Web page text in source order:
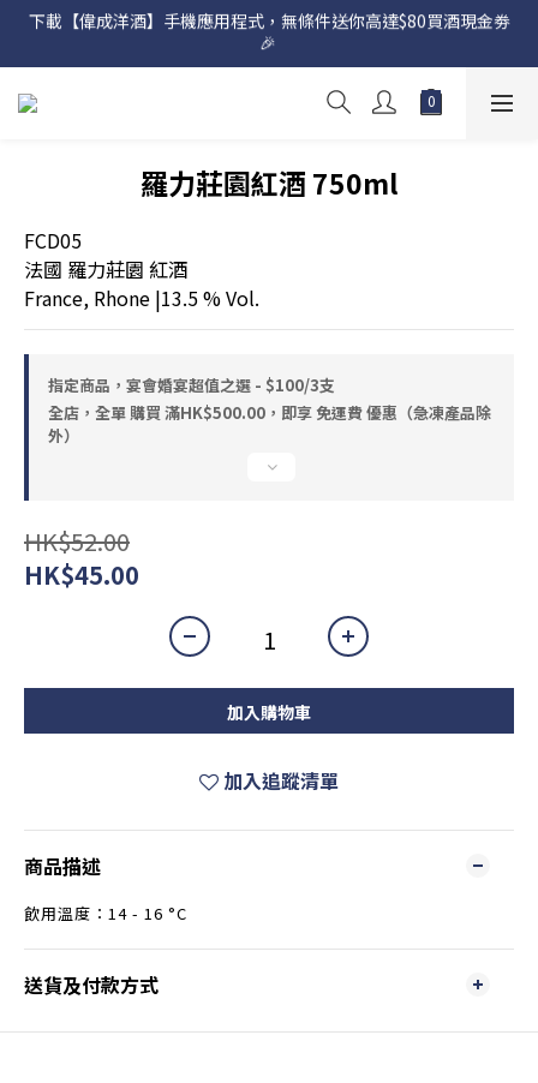
網店購滿 $500 即享免費送貨服務📦
下載【偉成洋酒】手機應用程式，無條件送你高達$80買酒現金劵
🎉
網店購滿 $500 即享免費送貨服務📦
羅力莊園紅酒 750ml
FCD05
法國 羅力莊園 紅酒
France, Rhone |13.5 % Vol.
指定商品，宴會婚宴超值之選 - $100/3支
全店，全單 購買 滿HK$500.00，即享 免運費 優惠（急凍產品除
外）
HK$52.00
HK$45.00
加入購物車
加入追蹤清單
商品描述
飲用溫度：14 - 16 °C
送貨及付款方式